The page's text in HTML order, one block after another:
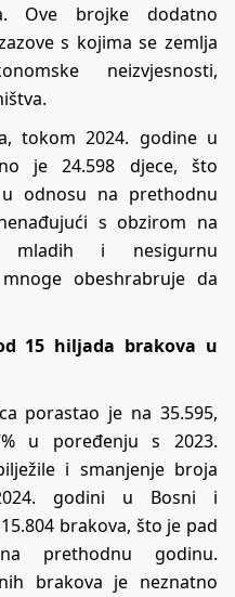
Ove brojke dodatno
s kojima se zemlja
neizvjesnosti,
tokom 2024. godine u
je 24.598 djece, što
odnosu na prethodnu
s obzirom na
mladih i nesigurnu
obeshrabruje da
15 hiljada brakova u
porastao je na 35.595,
u poređenju s 2023.
i smanjenje broja
godini u Bosni i
brakova, što je pad
prethodnu godinu.
brakova je neznatno